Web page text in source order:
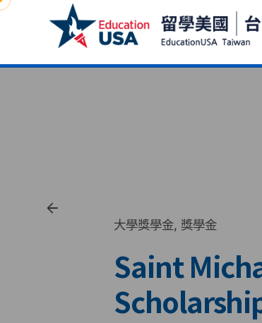
Skip
大學獎學金 獎學金
Saint